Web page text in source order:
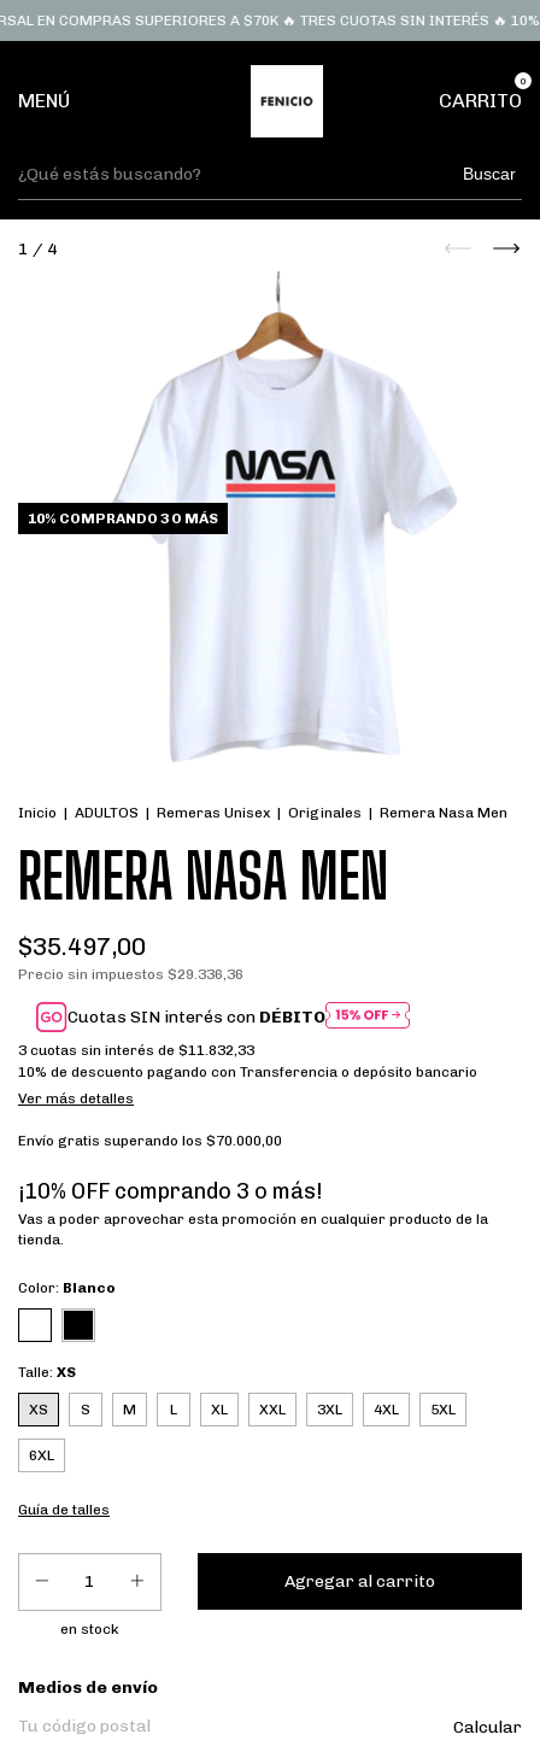
EN COMPRAS SUPERIORES A $70K 🔥 TRES CUOTAS SIN INTERÉS 🔥
MENÚ CARRITO
0
Buscar
1 / 4
10% COMPRANDO 3 O MÁS
Inicio | ADULTOS | Remeras Unisex | Originales | Remera Nasa Men
REMERA NASA MEN
$35.497,00
Precio sin impuestos $29.336,36
Cuotas SIN interés con DÉBITO
3 cuotas sin interés de $11.832,33
10% de descuento pagando con Transferencia o depósito bancario
Ver más detalles
Envío gratis superando los $70.000,00
¡10% OFF comprando 3 o más!
Vas a poder aprovechar esta promoción en cualquier producto de la
tienda.
Color: Blanco
Talle: XS
XS S M L XL XXL 3XL 4XL 5XL
6XL
Guía de talles
en stock
Entregas para el CP:
Medios de envío
Calcular